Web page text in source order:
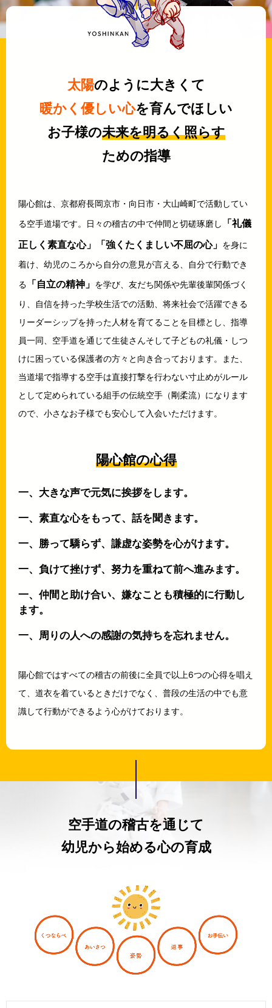
太陽のように大きくて
暖かく優しい心を育んでほしい
お子様の未来を明るく照らす
ための指導
陽心館は、京都府長岡京市・向日市・大山崎町で活動してい
る空手道場です。日々の稽古の中で仲間と切磋琢磨し
「礼儀
正しく素直な心」「強くたくましい不屈の心」 を身に
着け、幼児のころから自分の意見が言える、自分で行動でき
る 「自立の精神」 を学び、友だち関係や先輩後輩関係づく
り、自信を持った学校生活での活動、将来社会で活躍できる
リーダーシップを持った人材を育てることを目標とし、指導
員一同、空手道を通じて生徒さんそして子どもの礼儀・しつ
けに困っている保護者の方々と向き合っております。また、
当道場で指導する空手は直接打撃を行わない寸止めがルール
として定められている組手の伝統空手（剛柔流）になります
ので、小さなお子様でも安心して入会いただけます。
陽心館の心得
一、大きな声で元気に挨拶をします。
一、素直な心をもって、話を聞きます。
一、勝って驕らず、謙虚な姿勢を心がけます。
一、負けて挫けず、努力を重ねて前へ進みます。
一、仲間と助け合い、嫌なことも積極的に行動し
ます。
一、周りの人への感謝の気持ちを忘れません。
陽心館ではすべての稽古の前後に全員で以上6つの心得を唱え
て、道衣を着ているときだけでなく、普段の生活の中でも意
識して行動ができるよう心がけております。
空手道の稽古を通じて
幼児から始める心の育成